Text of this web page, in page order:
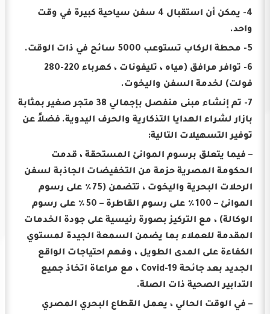
4- يمكن أن استقبال 4 سفن سياحية كبيرة في وقت
واحد.
5- محطة الركاب تستوعب 5000 سائح في ذات الوقت.
6- توافر مرافق (مياه ، تليفونات ، كهرباء 220-280
فولت) لخدمة السفن واليخوت.
7- تم إنشاء مبنى منفصل بإجمالي 38 متجر صغير بمثابة
بازار لشراء الهدايا التذكارية والحرف اليدوية. فضلاً عن
توفير التسهيلات التالية:
– فيما يتعلق برسوم الموانئ المستحقة ، قدمت
الحكومة المصرية حزمة من التخفيضات الجاذبة لسفن
الرحلات البحرية واليخوت ، تتضمن (75٪ على رسوم
الموانئ – 100٪ على رسوم القاطرة – 50٪ على رسوم
الوكالة) ، مع التركيز بصورة رئيسية على جودة الخدمات
المقدمة للعملاء بما يضمن السمعة الجيدة لمستوي
الكفاءة على المدى الطويل ، وفهم احتياجات الواقع
الجديد بعد جائحة Covid-19 ، مع مراعاة اتخاذ جميع
التدابير الصحية ذات الصلة.
– في الوقت الحالي ، يعمل القطاع البحري المصري